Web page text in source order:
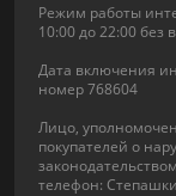
Режим работы
10:00 до 22:00 без
Дата включения
номер 768604
Лицо,
покупателей о
телефон: